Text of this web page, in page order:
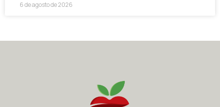
6 de agosto de 2026